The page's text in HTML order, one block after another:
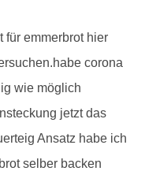
für emmerbrot hier
corona
wie möglich
jetzt das
Ansatz habe ich
selber backen